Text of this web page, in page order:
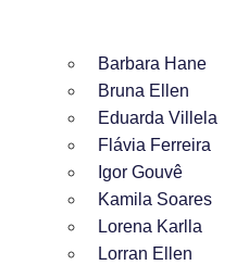
Barbara Hane
Bruna Ellen
Eduarda Villela
Flávia Ferreira
Igor Gouvê
Kamila Soares
Lorena Karlla
Lorran Ellen